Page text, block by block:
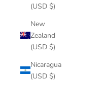
(USD $)
New
Zealand
(USD $)
Nicaragua
(USD $)